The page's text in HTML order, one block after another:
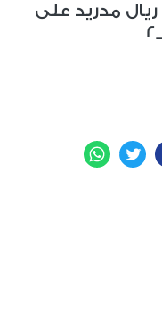
مدريد على
Facebook
Twitter